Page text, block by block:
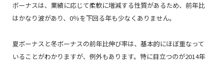
ボーナスは、業績に応じて柔軟に増減する性質があるため、前年比
はかなり波があり、0％を下回る年も少なくありません。
夏ボーナスと冬ボーナスの前年比伸び率は、基本的にほぼ重なって
いることがわかりますが、例外もあります。特に目立つのが2014年